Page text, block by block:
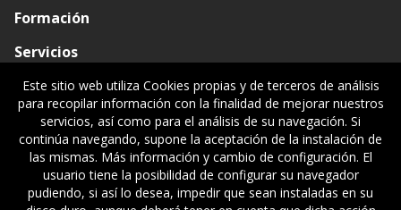
Formación
Servicios
Conócenos
Visado de documentos
Ventanilla única
Políticas legales
Este sitio web utiliza Cookies propias y de terceros de análisis
para recopilar información con la finalidad de mejorar nuestros
servicios, así como para el análisis de su navegación. Si
continúa navegando, supone la aceptación de la instalación de
las mismas. Más información y cambio de configuración. El
usuario tiene la posibilidad de configurar su navegador
pudiendo, si así lo desea, impedir que sean instaladas en su